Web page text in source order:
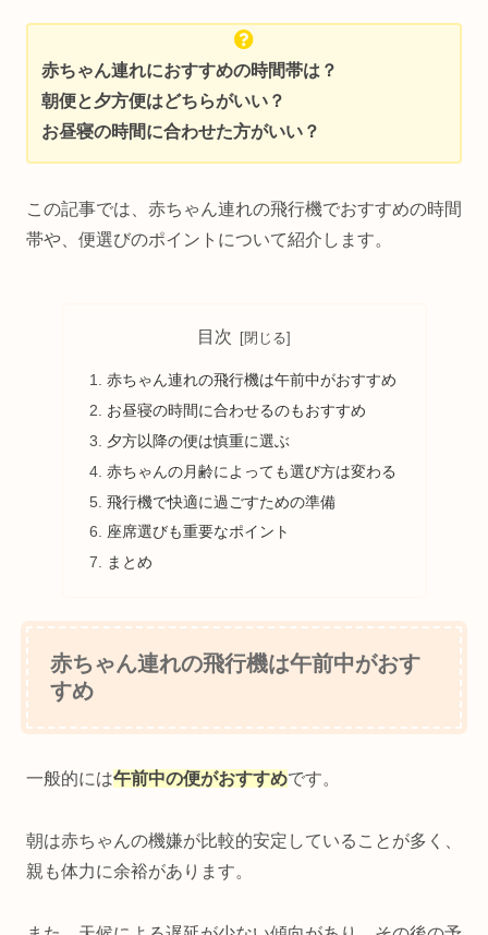
赤ちゃん連れにおすすめの時間帯は？
朝便と夕方便はどちらがいい？
お昼寝の時間に合わせた方がいい？
この記事では、赤ちゃん連れの飛行機でおすすめの時間
帯や、便選びのポイントについて紹介します。
目次
赤ちゃん連れの飛行機は午前中がおすすめ
お昼寝の時間に合わせるのもおすすめ
夕方以降の便は慎重に選ぶ
赤ちゃんの月齢によっても選び方は変わる
飛行機で快適に過ごすための準備
座席選びも重要なポイント
まとめ
赤ちゃん連れの飛行機は午前中がおす
すめ
一般的には午前中の便がおすすめです。
朝は赤ちゃんの機嫌が比較的安定していることが多く、
親も体力に余裕があります。